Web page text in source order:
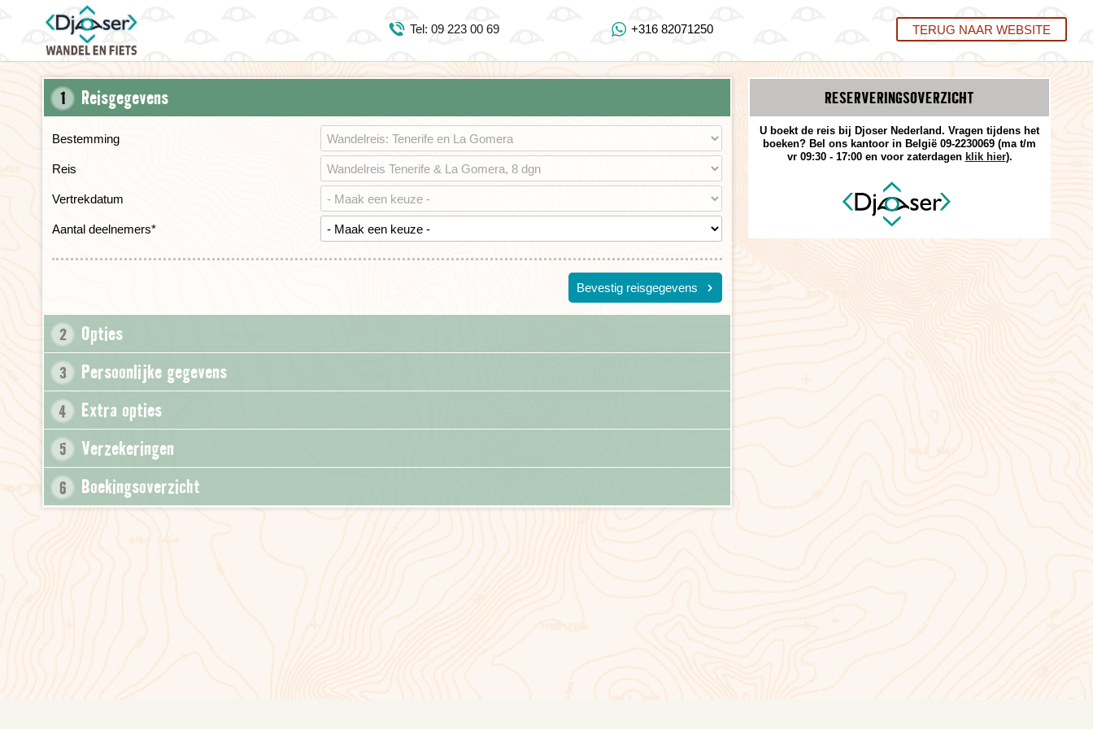
Tel: 09 223 00 69
https://www.youtube.com/user/DjoserWebsite
https://www.instagram.com/djoser_reizen/
Tel: 09 223 00 69 +316 82071250 TERUG NAAR WEBSITE
1 Reisgegevens
Bestemming
Reis
Vertrekdatum
Aantal deelnemers*
Bevestig reisgegevens
2 Opties
3 Persoonlijke gegevens
4 Extra opties
5 Verzekeringen
6 Boekingsoverzicht
RESERVERINGS­OVERZICHT
U boekt de reis bij Djoser Nederland. Vragen tijdens het
boeken? Bel ons kantoor in België 09-2230069 (ma t/m
vr 09:30 - 17:00 en voor zaterdagen klik hier).